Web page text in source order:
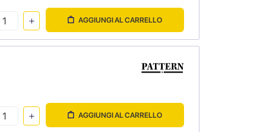
AGGIUNGI AL CARRELLO
AGGIUNGI AL CARRELLO